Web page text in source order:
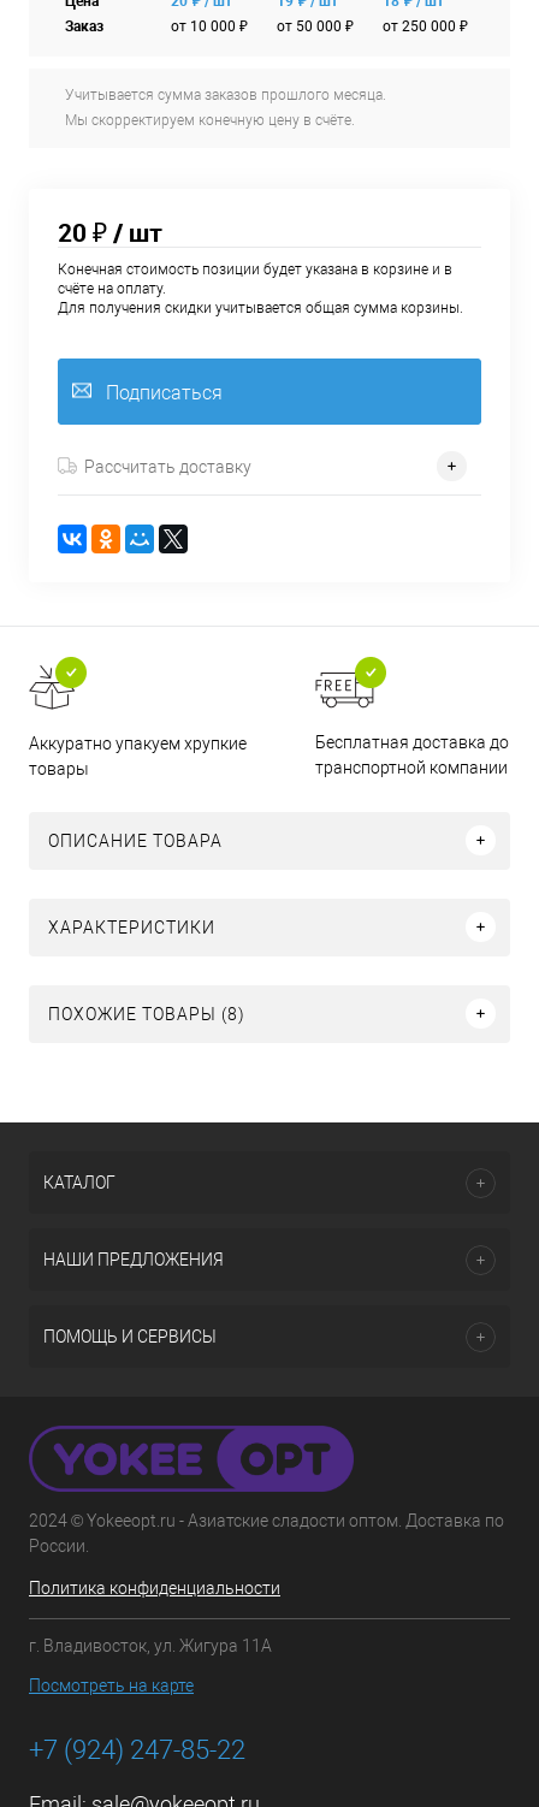
Заказ
от 10 000 ₽
от 50 000 ₽
от 250 000 ₽
Учитывается сумма заказов прошлого месяца.
Мы скорректируем конечную цену в счёте.
20 ₽/ шт
Конечная стоимость позиции будет указана в корзине и в
счёте на оплату.
Для получения скидки учитывается общая сумма корзины.
Подписаться
Рассчитать доставку
Аккуратно упакуем хрупкие
товары
Бесплатная доставка до
транспортной компании
ОПИСАНИЕ ТОВАРА
ХАРАКТЕРИСТИКИ
ПОХОЖИЕ ТОВАРЫ (8)
КАТАЛОГ
НАШИ ПРЕДЛОЖЕНИЯ
ПОМОЩЬ И СЕРВИСЫ
2024 © Yokeeopt.ru - Азиатские сладости оптом. Доставка по
России.
Политика конфиденциальности
г. Владивосток, ул. Жигура 11А
Посмотреть на карте
+7 (924) 247-85-22